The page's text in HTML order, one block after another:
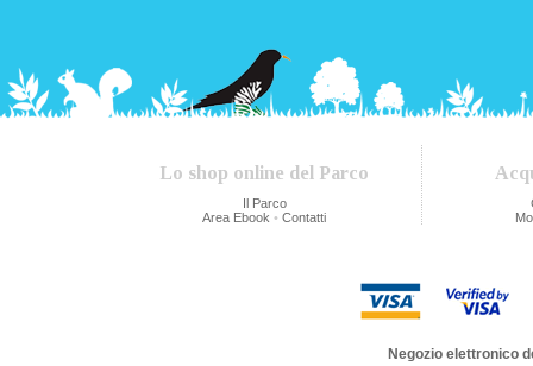
Lo shop online del Parco
Il Parco
Area Ebook • Contatti
Negozio elettronico